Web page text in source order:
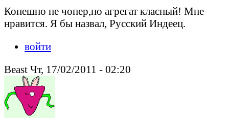
Конешно не чопер,но агрегат класный! Мне
нравится. Я бы назвал, Русский Индеец.
войти
Beast Чт, 17/02/2011 - 02:20